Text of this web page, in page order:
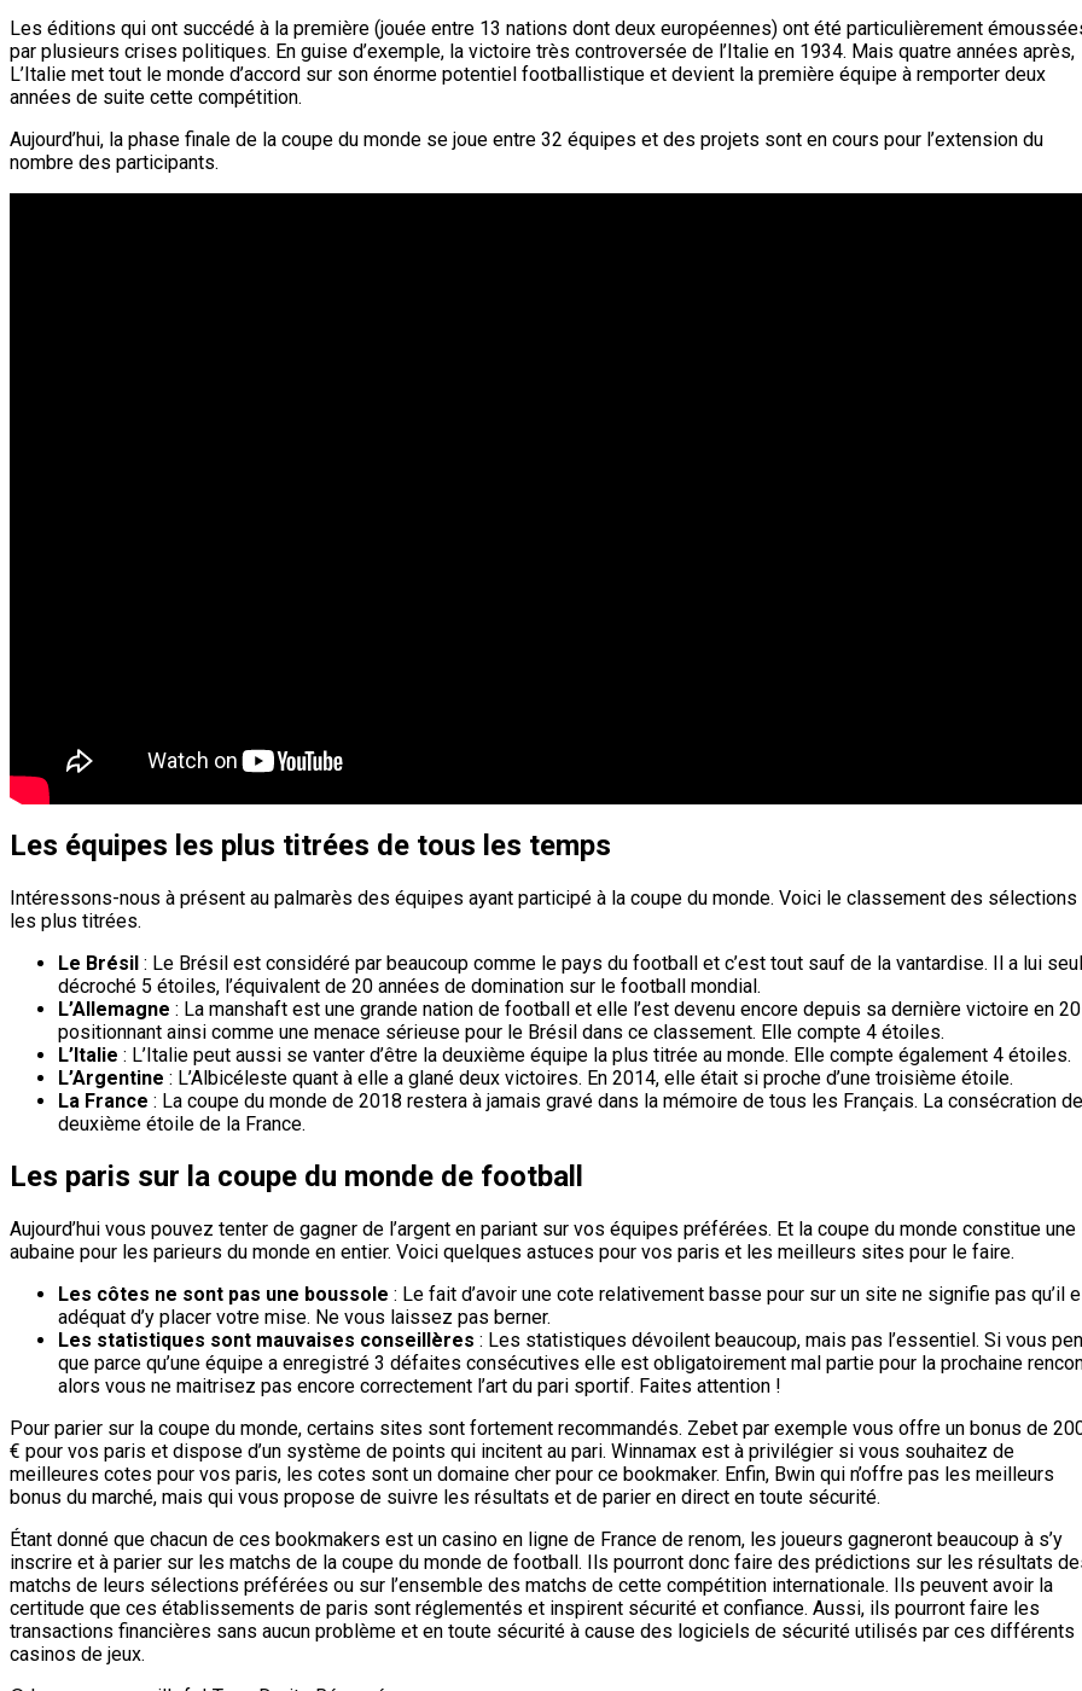
Les éditions qui ont succédé à la première (jouée entre 13 nations dont deux européennes) ont été particulièrement
par plusieurs crises politiques. En guise d’exemple, la victoire très controversée de l’Italie en 1934. Mais quatre années après,
L’Italie met tout le monde d’accord sur son énorme potentiel footballistique et devient la première équipe à remporter deux
années de suite cette compétition.
Aujourd’hui, la phase finale de la coupe du monde se joue entre 32 équipes et des projets sont en cours pour l’extension du
nombre des participants.
Les équipes les plus titrées de tous les temps
Intéressons-nous à présent au palmarès des équipes ayant participé à la coupe du monde. Voici le classement des sélections
les plus titrées.
Le Brésil : Le Brésil est considéré par beaucoup comme le pays du football et c’est tout sauf de la vantardise. Il a lui seul
décroché 5 étoiles, l’équivalent de 20 années de domination sur le football mondial.
L’Allemagne : La manshaft est une grande nation de football et elle l’est devenu encore depuis sa dernière victoire en
positionnant ainsi comme une menace sérieuse pour le Brésil dans ce classement. Elle compte 4 étoiles.
L’Italie : L’Italie peut aussi se vanter d’être la deuxième équipe la plus titrée au monde. Elle compte également 4 étoiles.
L’Argentine : L’Albicéleste quant à elle a glané deux victoires. En 2014, elle était si proche d’une troisième étoile.
La France : La coupe du monde de 2018 restera à jamais gravé dans la mémoire de tous les Français. La consécration
deuxième étoile de la France.
Les paris sur la coupe du monde de football
Aujourd’hui vous pouvez tenter de gagner de l’argent en pariant sur vos équipes préférées. Et la coupe du monde constitue une
aubaine pour les parieurs du monde en entier. Voici quelques astuces pour vos paris et les meilleurs sites pour le faire.
Les côtes ne sont pas une boussole : Le fait d’avoir une cote relativement basse pour sur un site ne signifie pas qu’il
adéquat d’y placer votre mise. Ne vous laissez pas berner.
Les statistiques sont mauvaises conseillères : Les statistiques dévoilent beaucoup, mais pas l’essentiel. Si vous
que parce qu’une équipe a enregistré 3 défaites consécutives elle est obligatoirement mal partie pour la prochaine
alors vous ne maitrisez pas encore correctement l’art du pari sportif. Faites attention !
Pour parier sur la coupe du monde, certains sites sont fortement recommandés. Zebet par exemple vous offre un bonus de
€ pour vos paris et dispose d’un système de points qui incitent au pari. Winnamax est à privilégier si vous souhaitez de
meilleures cotes pour vos paris, les cotes sont un domaine cher pour ce bookmaker. Enfin, Bwin qui n’offre pas les meilleurs
bonus du marché, mais qui vous propose de suivre les résultats et de parier en direct en toute sécurité.
Étant donné que chacun de ces bookmakers est un casino en ligne de France de renom, les joueurs gagneront beaucoup à s’y
inscrire et à parier sur les matchs de la coupe du monde de football. Ils pourront donc faire des prédictions sur les résultats
matchs de leurs sélections préférées ou sur l’ensemble des matchs de cette compétition internationale. Ils peuvent avoir la
certitude que ces établissements de paris sont réglementés et inspirent sécurité et confiance. Aussi, ils pourront faire les
transactions financières sans aucun problème et en toute sécurité à cause des logiciels de sécurité utilisés par ces différents
casinos de jeux.